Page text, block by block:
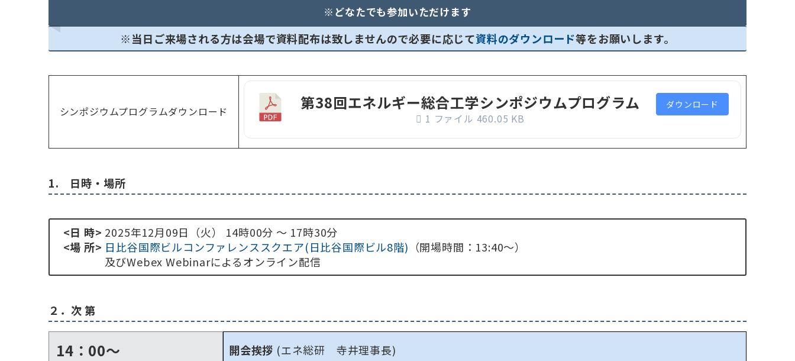
※どなたでも参加いただけます
※当日ご来場される方は会場で資料配布は致しませんので必要に応じて資料のダウンロード等をお願いします。
シンポジウムプログラムダウンロード 第38回エネルギー総合工学シンポジウムプログラム
1 ファイル 460.05 KB
ダウンロード
1. 日時・場所
<日 時> 2025年12月09日（火） 14時00分 ～ 17時30分
<場 所> 日比谷国際ビルコンファレンススクエア(日比谷国際ビル8階) （開場時間：13:40～）
及びWebex Webinarによるオンライン配信
２．次 第
14：00～ 開会挨拶 (エネ総研 寺井理事長)